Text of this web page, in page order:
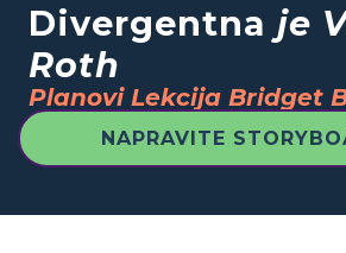
Divergentna je
Roth
Planovi Lekcija Bridget
NAPRAVITE